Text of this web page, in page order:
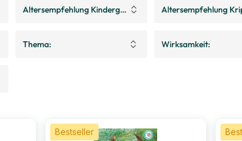
Altersempfehlung Kindergarten: Altersempfehlung
Thema: Wirksamkeit:
Bestseller